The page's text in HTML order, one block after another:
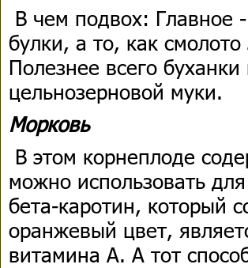
В чем подвох: Главное
булки, а то, как
Полезнее всего
цельнозерновой муки.
Морковь
В этом корнеплоде
можно использовать
бета-каротин, который
оранжевый цвет,
витамина А. А тот